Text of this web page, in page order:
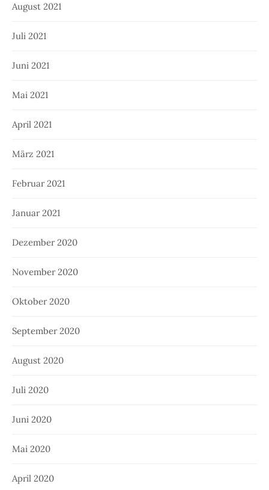
August 2021
Juli 2021
Juni 2021
Mai 2021
April 2021
März 2021
Februar 2021
Januar 2021
Dezember 2020
November 2020
Oktober 2020
September 2020
August 2020
Juli 2020
Juni 2020
Mai 2020
April 2020